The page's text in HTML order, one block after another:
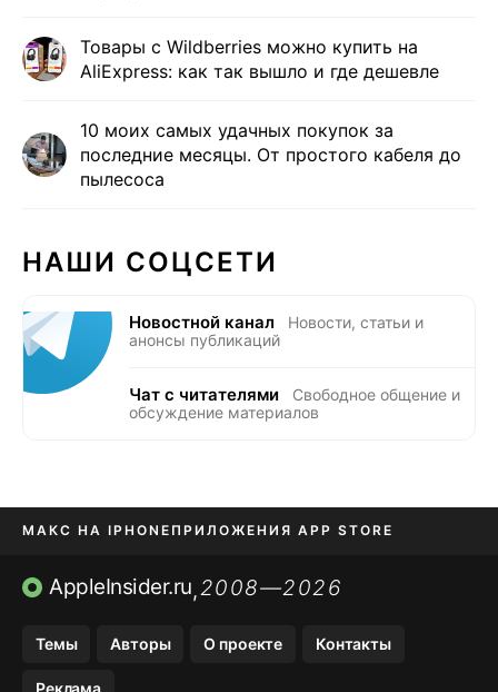
Товары с Wildberries можно купить на
AliExpress: как так вышло и где дешевле
10 моих самых удачных покупок за
последние месяцы. От простого кабеля до
пылесоса
НАШИ СОЦСЕТИ
Новостной канал
Новости, статьи и
анонсы публикаций
Чат с читателями
Свободное общение и
обсуждение материалов
МАКС НА IPHONE ПРИЛОЖЕНИЯ APP STORE
TIKTOK НА IPHONEПРИЛОЖЕНИЯ БЕЗ APP STORE
AppleInsider.ru,2008—2026
Темы Авторы О проекте Контакты
Реклама